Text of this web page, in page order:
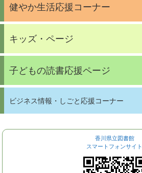
健やか生活応援コーナー
キッズ・ページ
子どもの読書応援ページ
ビジネス情報・しごと応援コーナー
香川県立図書館
スマートフォンサイト